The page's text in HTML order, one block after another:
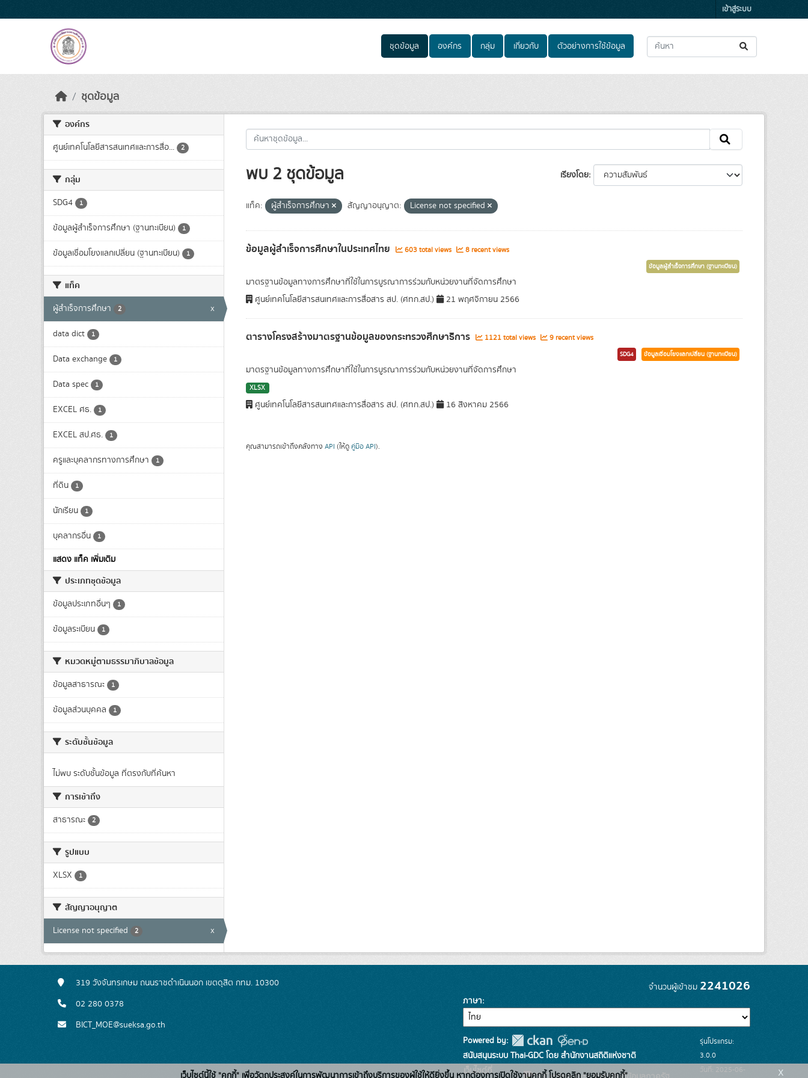
เข้าสู่ระบบ
ชุดข้อมูล องค์กร กลุ่ม เกี่ยวกับ ตัวอย่างการใช้ข้อมูล
ชุดข้อมูล
องค์กร
ศูนย์เทคโนโลยีสารสนเทศและการสื่อ... 2
กลุ่ม
SDG4 1
ข้อมูลผู้สำเร็จการศึกษา (ฐานทะเบียน) 1
ข้อมูลเชื่อมโยงแลกเปลี่ยน (ฐานทะเบียน) 1
แท็ค
ผู้สำเร็จการศึกษา 2 x
data dict 1
Data exchange 1
Data spec 1
EXCEL ศธ. 1
EXCEL สป.ศธ. 1
ครูและบุคลากรทางการศึกษา 1
ที่ดิน 1
นักเรียน 1
บุคลากรอื่น 1
แสดง แท็ค เพิ่มเติม
ประเภทชุดข้อมูล
ข้อมูลประเภทอื่นๆ 1
ข้อมูลระเบียน 1
หมวดหมู่ตามธรรมาภิบาลข้อมูล
ข้อมูลสาธารณะ 1
ข้อมูลส่วนบุคคล 1
ระดับชั้นข้อมูล
ไม่พบ ระดับชั้นข้อมูล ที่ตรงกับที่ค้นหา
การเข้าถึง
สาธารณะ 2
รูปแบบ
XLSX 1
สัญญาอนุญาต
License not specified 2 x
เรียงโดย
พบ 2 ชุดข้อมูล
แท็ค: ผู้สำเร็จการศึกษา สัญญาอนุญาต: License not specified
ข้อมูลผู้สำเร็จการศึกษาในประเทศไทย 603 total views 8 recent views
ข้อมูลผู้สำเร็จการศึกษา (ฐานทะเบียน)
มาตรฐานข้อมูลทางการศึกษาที่ใช้ในการบูรณาการร่วมกับหน่วยงานที่จัดการศึกษา
ศูนย์เทคโนโลยีสารสนเทศและการสื่อสาร สป. (ศทก.สป.)
21 พฤศจิกายน 2566
ตารางโครงสร้างมาตรฐานข้อมูลของกระทรวงศึกษาธิการ 1121 total views 9 recent views
SDG4 ข้อมูลเชื่อมโยงแลกเปลี่ยน (ฐานทะเบียน)
มาตรฐานข้อมูลทางการศึกษาที่ใช้ในการบูรณาการร่วมกับหน่วยงานที่จัดการศึกษา
XLSX
ศูนย์เทคโนโลยีสารสนเทศและการสื่อสาร สป. (ศทก.สป.) 16 สิงหาคม 2566
คุณสามารถเข้าถึงคลังทาง API (ให้ดู คู่มือ API).
319 วังจันทรเกษม ถนนราชดำเนินนอก เขตดุสิต กทม. 10300
02 280 0378
BICT_MOE@sueksa.go.th
จำนวนผู้เข้าชม 2241026
ภาษา
Powered by:
สนับสนุนระบบ Thai-GDC โดย สำนักงานสถิติแห่งชาติ
เว็บไซต์ที่
รุ่นโปรแกรม:
3.0.0
วันที่: 2025-06-
เว็บไซต์นี้ใช้ "คุกกี้" เพื่อวัตถุประสงค์ในการพัฒนาการเข้าถึงบริการของผู้ใช้ให้ดียิ่งขึ้น หากต้องการเปิดใช้งานคุกกี้ โปรดคลิก "ยอมรับคุกกี้" x